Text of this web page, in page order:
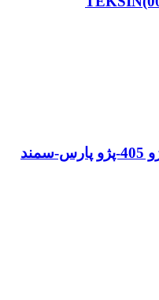
بوش و پیستون 1800 گرافیت پژو 405-پژو پارس-سمند